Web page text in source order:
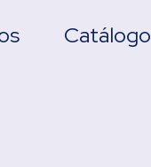
Catálogo